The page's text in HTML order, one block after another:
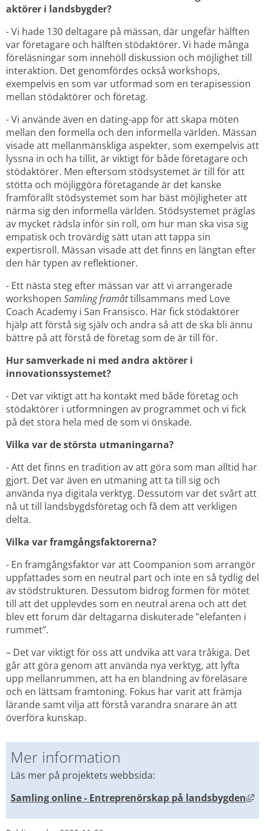
aktörer i landsbygder?
- Vi hade 130 deltagare på mässan, där ungefär hälften
var företagare och hälften stödaktörer. Vi hade många
föreläsningar som innehöll diskussion och möjlighet till
interaktion. Det genomfördes också workshops,
exempelvis en som var utformad som en terapisession
mellan stödaktörer och företag.
- Vi använde även en dating-app för att skapa möten
mellan den formella och den informella världen. Mässan
visade att mellanmänskliga aspekter, som exempelvis att
lyssna in och ha tillit, är viktigt för både företagare och
stödaktörer. Men eftersom stödsystemet är till för att
stötta och möjliggöra företagande är det kanske
framförallt stödsystemet som har bäst möjligheter att
närma sig den informella världen. Stödsystemet präglas
av mycket rädsla inför sin roll, om hur man ska visa sig
empatisk och trovärdig sätt utan att tappa sin
expertisroll. Mässan visade att det finns en längtan efter
den här typen av reflektioner.
- Ett nästa steg efter mässan var att vi arrangerade
workshopen Samling framåt tillsammans med Love
Coach Academy i San Fransisco. Här fick stödaktörer
hjälp att förstå sig själv och andra så att de ska bli ännu
bättre på att förstå de företag som de är till för.
Hur samverkade ni med andra aktörer i
innovationssystemet?
- Det var viktigt att ha kontakt med både företag och
stödaktörer i utformningen av programmet och vi fick
på det stora hela med de som vi önskade.
Vilka var de största utmaningarna?
- Att det finns en tradition av att göra som man alltid har
gjort. Det var även en utmaning att ta till sig och
använda nya digitala verktyg. Dessutom var det svårt att
nå ut till landsbygdsföretag och få dem att verkligen
delta.
Vilka var framgångsfaktorerna?
- En framgångsfaktor var att Coompanion som arrangör
uppfattades som en neutral part och inte en så tydlig del
av stödstrukturen. Dessutom bidrog formen för mötet
till att det upplevdes som en neutral arena och att det
blev ett forum där deltagarna diskuterade ”elefanten i
rummet”.
– Det var viktigt för oss att undvika att vara tråkiga. Det
går att göra genom att använda nya verktyg, att lyfta
upp mellanrummen, att ha en blandning av föreläsare
och en lättsam framtoning. Fokus har varit att främja
lärande samt vilja att förstå varandra snarare än att
överföra kunskap.
Mer information
Läs mer på projektets webbsida:
Samling online - Entreprenörskap på landsbygden